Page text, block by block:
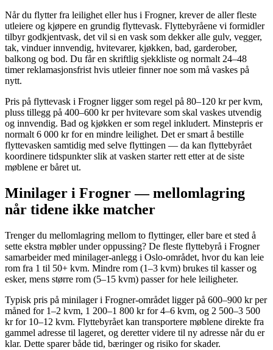
Når du flytter fra leilighet eller hus i Frogner, krever de aller fleste
utleiere og kjøpere en grundig flyttevask. Flyttebyråene vi formidler
tilbyr godkjentvask, det vil si en vask som dekker alle gulv, vegger,
tak, vinduer innvendig, hvitevarer, kjøkken, bad, garderober,
balkong og bod. Du får en skriftlig sjekkliste og normalt 24–48
timer reklamasjonsfrist hvis utleier finner noe som må vaskes på
nytt.
Pris på flyttevask i Frogner ligger som regel på 80–120 kr per kvm,
pluss tillegg på 400–600 kr per hvitevare som skal vaskes utvendig
og innvendig. Bad og kjøkken er som regel inkludert. Minstepris er
normalt 6 000 kr for en mindre leilighet. Det er smart å bestille
flyttevasken samtidig med selve flyttingen — da kan flyttebyrået
koordinere tidspunkter slik at vasken starter rett etter at de siste
møblene er båret ut.
Minilager i Frogner — mellomlagring
når tidene ikke matcher
Trenger du mellomlagring mellom to flyttinger, eller bare et sted å
sette ekstra møbler under oppussing? De fleste flyttebyrå i Frogner
samarbeider med minilager-anlegg i Oslo-området, hvor du kan leie
rom fra 1 til 50+ kvm. Mindre rom (1–3 kvm) brukes til kasser og
esker, mens større rom (5–15 kvm) passer for hele leiligheter.
Typisk pris på minilager i Frogner-området ligger på 600–900 kr per
måned for 1–2 kvm, 1 200–1 800 kr for 4–6 kvm, og 2 500–3 500
kr for 10–12 kvm. Flyttebyrået kan transportere møblene direkte fra
gammel adresse til lageret, og deretter videre til ny adresse når du er
klar. Dette sparer både tid, bæringer og risiko for skader.